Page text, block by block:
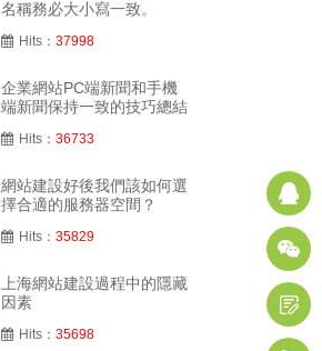
名稱務必大小寫一致。
Hits： 37998
企業網站PC端新聞和手機
端新聞保持一致的技巧總結
Hits： 36733
網站建設好後我們該如何選
擇合適的服務器空間？
Hits： 35829
上海網站建設過程中的隱藏
因素
Hits： 35698